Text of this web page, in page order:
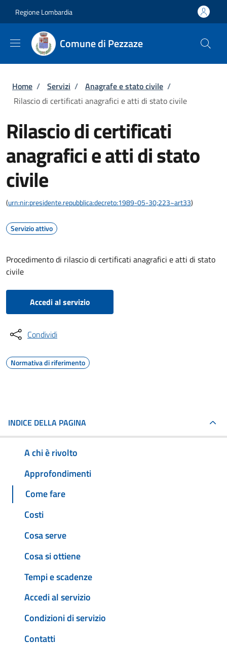
Regione Lombardia
Comune di Pezzaze
Briciole di pane
Home / Servizi / Anagrafe e stato civile /
Rilascio di certificati anagrafici e atti di stato civile
Rilascio di certificati
anagrafici e atti di stato
civile
(urn:nir:presidente.repubblica:decreto:1989-05-30;223~art33)
Servizio attivo
Procedimento di rilascio di certificati anagrafici e atti di stato
civile
Accedi al servizio
Condividi
Normativa di riferimento
INDICE DELLA PAGINA
A chi è rivolto
Approfondimenti
Come fare
Costi
Cosa serve
Cosa si ottiene
Tempi e scadenze
Accedi al servizio
Condizioni di servizio
Contatti